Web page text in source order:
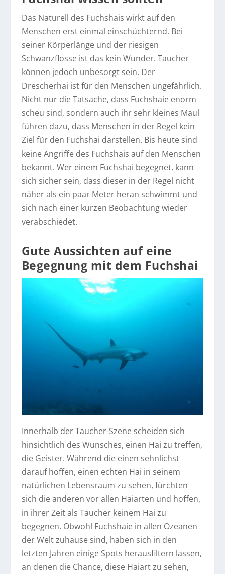
Das Naturell des Fuchshais wirkt auf den
Menschen erst einmal einschüchternd. Bei
seiner Körperlänge und der riesigen
Schwanzflosse ist das kein Wunder. Taucher
können jedoch unbesorgt sein. Der
Drescherhai ist für den Menschen ungefährlich.
Nicht nur die Tatsache, dass Fuchshaie enorm
scheu sind, sondern auch ihr sehr kleines Maul
führen dazu, dass Menschen in der Regel kein
Ziel für den Fuchshai darstellen. Bis heute sind
keine Angriffe des Fuchshais auf den Menschen
bekannt. Wer einem Fuchshai begegnet, kann
sich sicher sein, dass dieser in der Regel nicht
näher als ein paar Meter heran schwimmt und
sich nach einer kurzen Beobachtung wieder
verabschiedet.
Gute Aussichten auf eine
Begegnung mit dem Fuchshai
Innerhalb der Taucher-Szene scheiden sich
hinsichtlich des Wunsches, einen Hai zu treffen,
die Geister. Während die einen sehnlichst
darauf hoffen, einen echten Hai in seinem
natürlichen Lebensraum zu sehen, fürchten
sich die anderen vor allen Haiarten und hoffen,
in ihrer Zeit als Taucher keinem Hai zu
begegnen. Obwohl Fuchshaie in allen Ozeanen
der Welt zuhause sind, haben sich in den
letzten Jahren einige Spots herausfiltern lassen,
an denen die Chance, diese Haiart zu sehen,